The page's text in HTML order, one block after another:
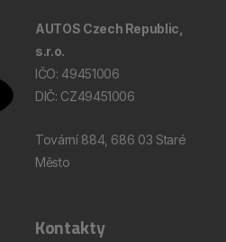
AUTOS Czech Republic,
s.r.o.
IČO: 49451006
DIČ: CZ49451006
Tovární 884, 686 03 Staré
Město
Kontakty